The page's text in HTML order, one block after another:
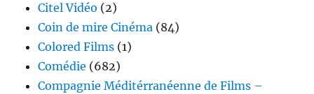
Citel Vidéo (2)
Coin de mire Cinéma (84)
Colored Films (1)
Comédie (682)
Compagnie Méditérranéenne de Films –